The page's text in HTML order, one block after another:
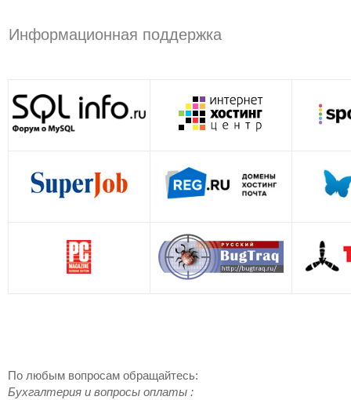
Информационная поддержка
По любым вопросам обращайтесь:
Бухгалтерия и вопросы оплаты :